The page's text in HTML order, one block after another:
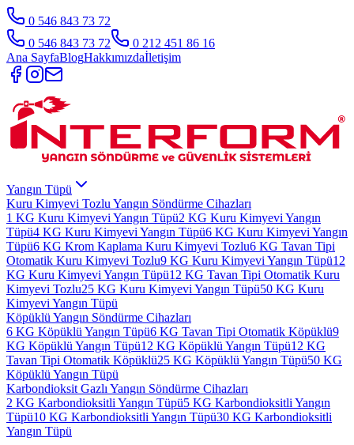
0 546 843 73 72
0 546 843 73 72
0 212 451 86 16
Ana SayfaBlogHakkımızdaİletişim
Yangın Tüpü
Kuru Kimyevi Tozlu Yangın Söndürme Cihazları
1 KG Kuru Kimyevi Yangın Tüpü2 KG Kuru Kimyevi Yangın
Tüpü4 KG Kuru Kimyevi Yangın Tüpü6 KG Kuru Kimyevi Yangın
Tüpü6 KG Krom Kaplama Kuru Kimyevi Tozlu6 KG Tavan Tipi
Otomatik Kuru Kimyevi Tozlu9 KG Kuru Kimyevi Yangın Tüpü12
KG Kuru Kimyevi Yangın Tüpü12 KG Tavan Tipi Otomatik Kuru
Kimyevi Tozlu25 KG Kuru Kimyevi Yangın Tüpü50 KG Kuru
Kimyevi Yangın Tüpü
Köpüklü Yangın Söndürme Cihazları
6 KG Köpüklü Yangın Tüpü6 KG Tavan Tipi Otomatik Köpüklü9
KG Köpüklü Yangın Tüpü12 KG Köpüklü Yangın Tüpü12 KG
Tavan Tipi Otomatik Köpüklü25 KG Köpüklü Yangın Tüpü50 KG
Köpüklü Yangın Tüpü
Karbondioksit Gazlı Yangın Söndürme Cihazları
2 KG Karbondioksitli Yangın Tüpü5 KG Karbondioksitli Yangın
Tüpü10 KG Karbondioksitli Yangın Tüpü30 KG Karbondioksitli
Yangın Tüpü